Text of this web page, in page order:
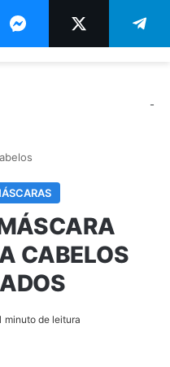
-
CABELOS
minuto de leitura